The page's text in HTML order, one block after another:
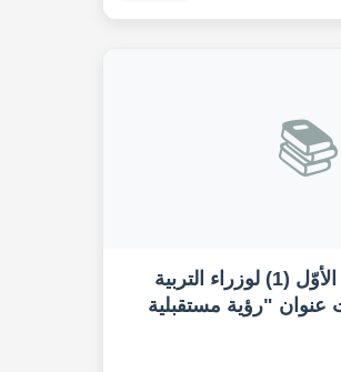
📚
كتاب وقائع المؤتمر الأوّل (1) لوزراء التربية
عنوان "رؤية مستقبلية